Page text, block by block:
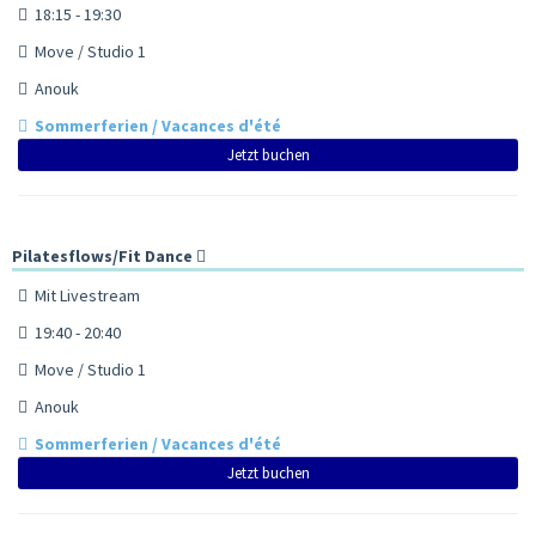
18:15 - 19:30
Move / Studio 1
Anouk
Sommerferien / Vacances d'été
Jetzt buchen
Pilatesflows/Fit Dance
Mit Livestream
19:40 - 20:40
Move / Studio 1
Anouk
Sommerferien / Vacances d'été
Jetzt buchen